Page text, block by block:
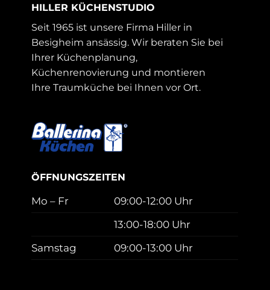
HILLER KÜCHENSTUDIO
Seit 1965 ist unsere Firma Hiller in
Besigheim ansässig. Wir beraten Sie bei
Ihrer Küchenplanung,
Küchenrenovierung und montieren
Ihre Traumküche bei Ihnen vor Ort.
ÖFFNUNGSZEITEN
Mo – Fr
09:00-12:00 Uhr
13:00-18:00 Uhr
Samstag
09:00-13:00 Uhr